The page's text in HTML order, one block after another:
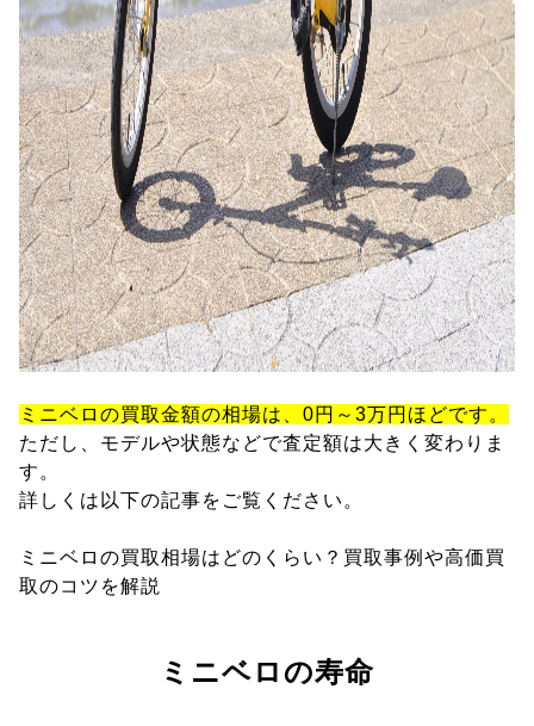
ミニベロの買取金額の相場は、0円～3万円ほどです。
ただし、モデルや状態などで査定額は大きく変わりま
す。
詳しくは以下の記事をご覧ください。
ミニベロの買取相場はどのくらい？買取事例や高価買
取のコツを解説
ミニベロの寿命